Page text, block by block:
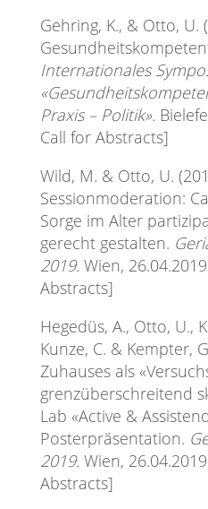
Gehring, K., & Otto, U.
Internationales
Praxis – Politik».
Call for Abstracts]
Wild, M. & Otto, U.
Sessionmoderation:
Sorge im Alter
gerecht gestalten.
2019. Wien,
Abstracts]
Hegedüs, A., Otto, U.,
Kunze, C. & Kempter,
Zuhauses als
grenzüberschreitend
Lab «Active &
Posterpräsentation.
2019. Wien,
Abstracts]